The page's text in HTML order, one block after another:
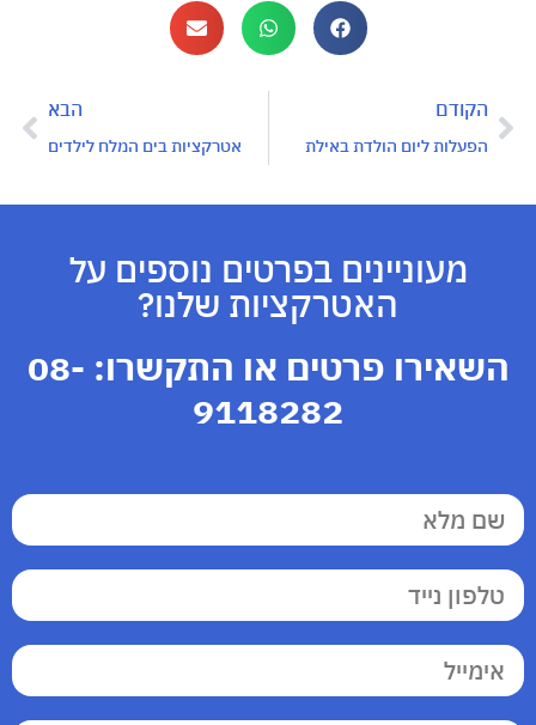
הקודם
הפעלות ליום הולדת באילת
הבא
אטרקציות בים המלח לילדים
מעוניינים בפרטים נוספים על
האטרקציות שלנו?
השאירו פרטים או התקשרו: 08-
9118282